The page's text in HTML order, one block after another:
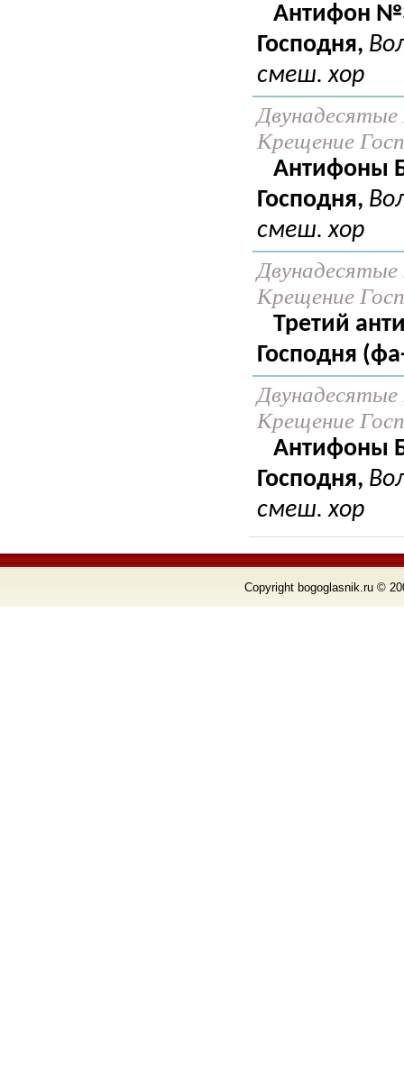
Антифон
Господня,
смеш. хор
Двунадесятые
Крещение
Антифоны
Господня,
смеш. хор
Двунадесятые
Крещение
Третий
Господня
Двунадесятые
Крещение
Антифоны
Господня,
смеш. хор
Copyright bogoglasnik.ru ©